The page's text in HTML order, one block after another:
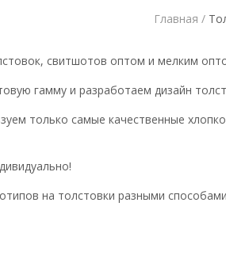
Главная /
свитшотов оптом и мелким
гамму и разработаем дизайн
только самые качественные
на толстовки разными